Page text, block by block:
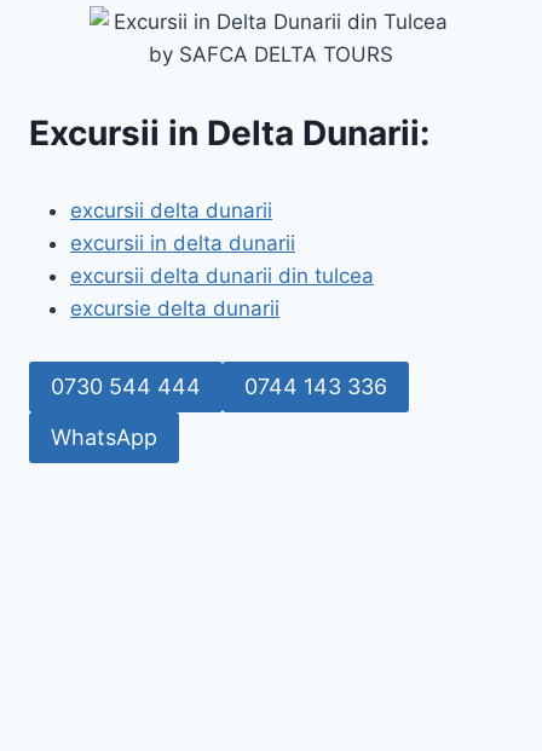
Excursii in Delta Dunarii:
excursii delta dunarii
excursii in delta dunarii
excursii delta dunarii din tulcea
excursie delta dunarii
0730 544 444 0744 143 336
WhatsApp